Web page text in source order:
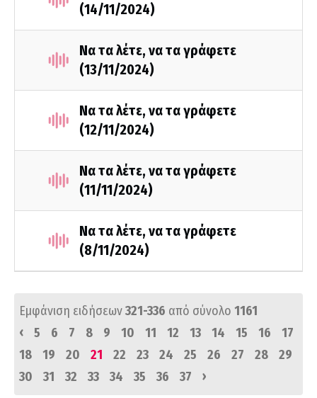
(14/11/2024)
Να τα λέτε, να τα γράφετε
(13/11/2024)
Να τα λέτε, να τα γράφετε
(12/11/2024)
Να τα λέτε, να τα γράφετε
(11/11/2024)
Να τα λέτε, να τα γράφετε
(8/11/2024)
Εμφάνιση ειδήσεων321-336 από σύνολο 1161
‹
5 6 7 8 9 10 11 12 13 14 15 16
17
18
19 20 21 22 23 24 25 26 27 28
29
30
31 32 33 34 35 36 37 ›